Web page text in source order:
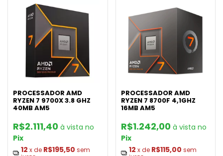
PROCESSADOR AMD
RYZEN 7 9700X 3.8 GHZ
40MB AM5
R$2.111,40
Pix
12 x de R$195,50 sem
PROCESSADOR AMD
RYZEN 7 8700F 4,1GHZ
16MB AM5
R$1.242,00
Pix
12 x de R$115,00 sem